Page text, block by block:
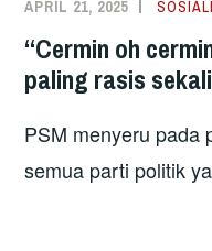
APRIL 21, 2025
“Cermin oh
paling rasis
PSM menyeru pada
semua parti politik